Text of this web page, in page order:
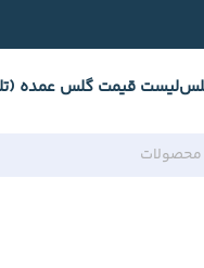
لیست قیمت گلس عمده